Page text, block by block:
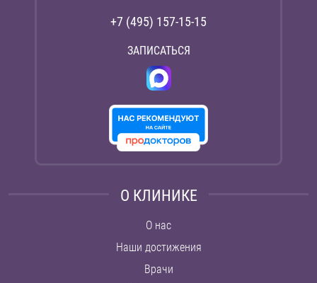
+7 (495) 157-15-15
ЗАПИСАТЬСЯ
О КЛИНИКЕ
О нас
Наши достижения
Врачи